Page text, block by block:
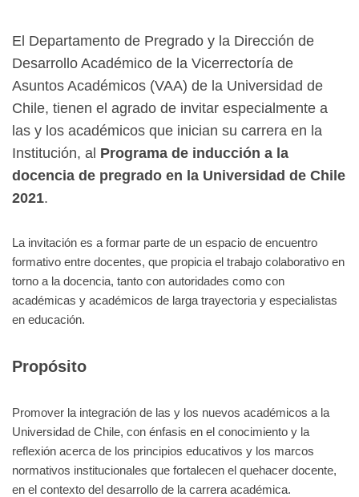
El Departamento de Pregrado y la Dirección de
Desarrollo Académico de la Vicerrectoría de
Asuntos Académicos (VAA) de la Universidad de
Chile, tienen el agrado de invitar especialmente a
las y los académicos que inician su carrera en la
Institución, al Programa de inducción a la
docencia de pregrado en la Universidad de Chile
2021.
La invitación es a formar parte de un espacio de encuentro
formativo entre docentes, que propicia el trabajo colaborativo en
torno a la docencia, tanto con autoridades como con
académicas y académicos de larga trayectoria y especialistas
en educación.
Propósito
Promover la integración de las y los nuevos académicos a la
Universidad de Chile, con énfasis en el conocimiento y la
reflexión acerca de los principios educativos y los marcos
normativos institucionales que fortalecen el quehacer docente,
en el contexto del desarrollo de la carrera académica.